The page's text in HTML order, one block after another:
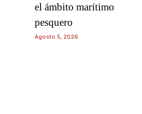
el ámbito marítimo
pesquero
Agosto 5, 2026